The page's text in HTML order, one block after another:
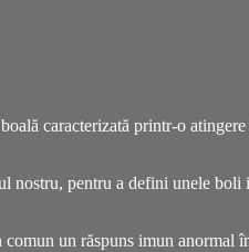
caracterizată printr-o
pentru a defini unele
un răspuns imun